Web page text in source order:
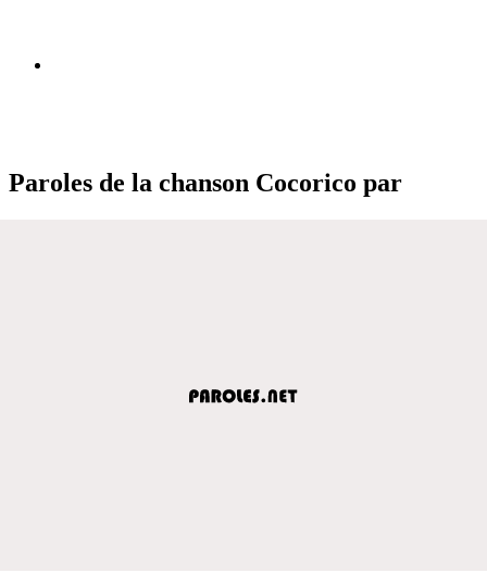
Paroles de la chanson Cocorico par